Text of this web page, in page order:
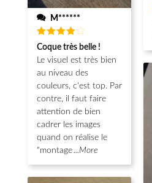
M******
Note4
sur 5
Coque très belle !
Le visuel est très bien
au niveau des
couleurs, c'est top. Par
contre, il faut faire
attention de bien
cadrer les images
quand on réalise le
"montage...More